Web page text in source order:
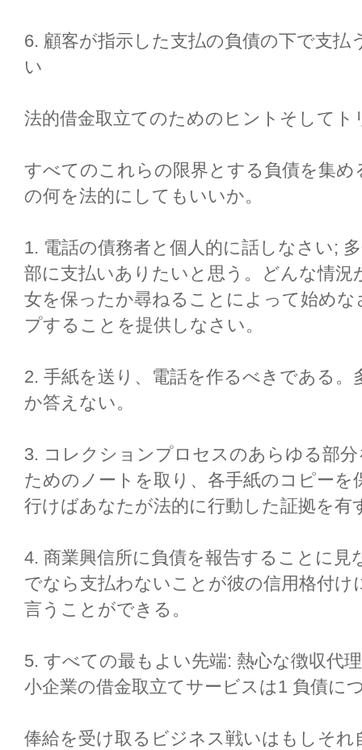
6. 顧客が指示した支払の負債の下で支
い
法的借金取立てのためのヒントそしてト
すべてのこれらの限界とする負債を集
の何を法的にしてもいいか。
1. 電話の債務者と個人的に話しなさい;
部に支払いありたいと思う。どんな情
女を保ったか尋ねることによって始め
プすることを提供しなさい。
2. 手紙を送り、電話を作るべきである
か答えない。
3. コレクションプロセスのあらゆる部
ためのノートを取り、各手紙のコピー
行けばあなたが法的に行動した証拠を有
4. 商業興信所に負債を報告することに
でなら支払わないことが彼の信用格付
言うことができる。
5. すべての最もよい先端: 熱心な徴収代
小企業の借金取立てサービスは1 負債に
俸給を受け取るビジネス戦いはもしそ